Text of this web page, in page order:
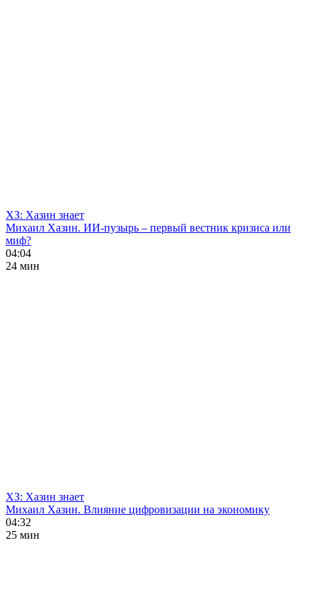
ХЗ: Хазин знает
Михаил Хазин. ИИ-пузырь – первый вестник кризиса или
миф?
04:04
24 мин
ХЗ: Хазин знает
Михаил Хазин. Влияние цифровизации на экономику
04:32
25 мин